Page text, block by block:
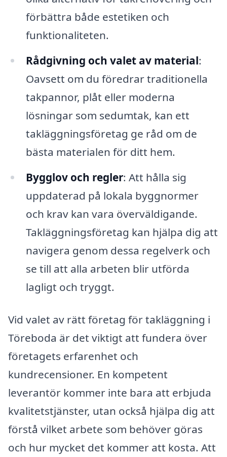
förbättra både estetiken och
funktionaliteten.
Rådgivning och valet av material:
Oavsett om du föredrar traditionella
takpannor, plåt eller moderna
lösningar som sedumtak, kan ett
takläggningsföretag ge råd om de
bästa materialen för ditt hem.
Bygglov och regler: Att hålla sig
uppdaterad på lokala byggnormer
och krav kan vara överväldigande.
Takläggningsföretag kan hjälpa dig att
navigera genom dessa regelverk och
se till att alla arbeten blir utförda
lagligt och tryggt.
Vid valet av rätt företag för takläggning i
Töreboda är det viktigt att fundera över
företagets erfarenhet och
kundrecensioner. En kompetent
leverantör kommer inte bara att erbjuda
kvalitetstjänster, utan också hjälpa dig att
förstå vilket arbete som behöver göras
och hur mycket det kommer att kosta. Att